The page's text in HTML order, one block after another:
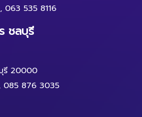
, 063 535 8116
ชลบุรี
รี 20000
085 876 3035